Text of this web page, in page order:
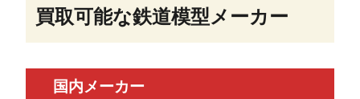
買取可能な鉄道模型メーカー
国内メーカー